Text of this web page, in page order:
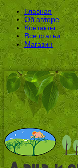
Главная
Об авторе
Контакты
Все статьи
Магазин